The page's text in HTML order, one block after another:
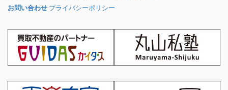
お問い合わせ プライバシーポリシー